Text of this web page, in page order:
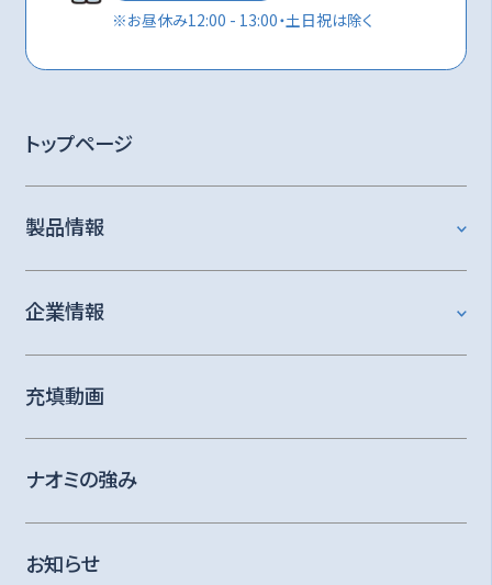
※お昼休み12:00 - 13:00・土日祝は除く
トップページ
製品情報
企業情報
充填動画
ナオミの強み
お知らせ